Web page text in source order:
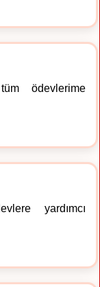
ödevlerime
yardımcı